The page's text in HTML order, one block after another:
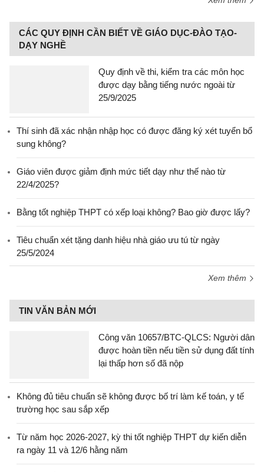
CÁC QUY ĐỊNH CẦN BIẾT VỀ GIÁO DỤC-ĐÀO TẠO-
DẠY NGHỀ
Quy định về thi, kiểm tra các môn học
được dạy bằng tiếng nước ngoài từ
25/9/2025
Thí sinh đã xác nhận nhập học có được đăng ký xét tuyển bổ
sung không?
Giáo viên được giảm định mức tiết dạy như thế nào từ
22/4/2025?
Bằng tốt nghiệp THPT có xếp loại không? Bao giờ được lấy?
Tiêu chuẩn xét tặng danh hiệu nhà giáo ưu tú từ ngày
25/5/2024
Xem thêm
TIN VĂN BẢN MỚI
Công văn 10657/BTC-QLCS: Người dân
được hoàn tiền nếu tiền sử dụng đất tính
lại thấp hơn số đã nộp
Không đủ tiêu chuẩn sẽ không được bố trí làm kế toán, y tế
trường học sau sắp xếp
Từ năm học 2026-2027, kỳ thi tốt nghiệp THPT dự kiến diễn
ra ngày 11 và 12/6 hằng năm